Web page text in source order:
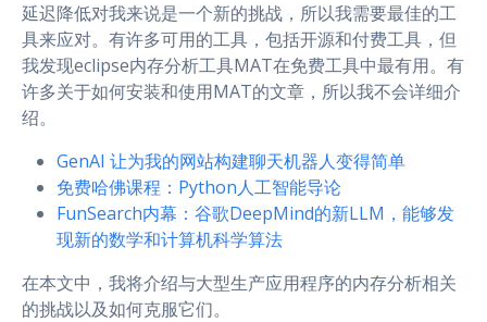
延迟降低对我来说是一个新的挑战，所以我需要最佳的工
具来应对。有许多可用的工具，包括开源和付费工具，但
我发现eclipse内存分析工具MAT在免费工具中最有用。有
许多关于如何安装和使用MAT的文章，所以我不会详细介
绍。
GenAI 让为我的网站构建聊天机器人变得简单
免费哈佛课程：Python人工智能导论
FunSearch内幕：谷歌DeepMind的新LLM，能够发
现新的数学和计算机科学算法
在本文中，我将介绍与大型生产应用程序的内存分析相关
的挑战以及如何克服它们。